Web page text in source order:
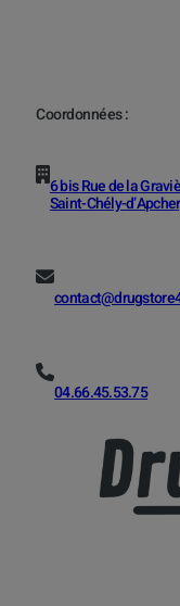
Coordonnées :
6 bis Rue de la
Saint-Chély-
04.66.45.53.75